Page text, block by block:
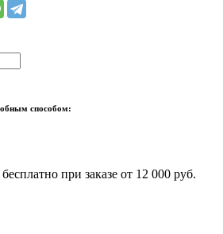
способом:
при заказе от 12 000 руб.